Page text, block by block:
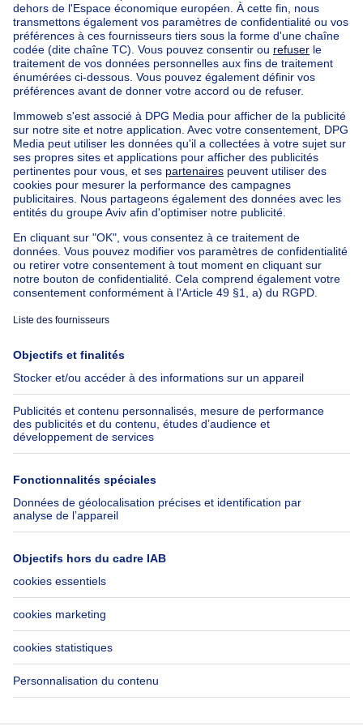
Acheter votre projet neuf - maisons à Elsene
Nos maisons hors de la Belgique
Maison à vendre France
Maison à vendre Espagne
Maison à vendre Italie
Maison à vendre Luxembourg
Maison à vendre Pays-bas
Nos biens pas chèrsMaison à vendre pas cher
Appartements à louer pas cher
Nos biens à louer avec chambres
Appartement à vendre avec 3 chambres
Maison à vendre avec 3 chambres
Appartement à louer avec 3 chambres
Maison à louer avec 3 chambres
Appartement à louer avec 3 chambres Bruxelles-ville
Immoweb
Presse
Emplois
Groupe Axel Springer
SeLoger.com
Immowelt.de
Belfius
Assurances
Check-list déménagement
Aide
FAQ
Accessibilité
Contactez-nous
Suivez-nous
LinkedIn
Immoweb SA © 2026 - Tous droits réservés
Conditions d'utilisation Gestion des cookies
Vie privée
Règles de fonctionnement et de classement